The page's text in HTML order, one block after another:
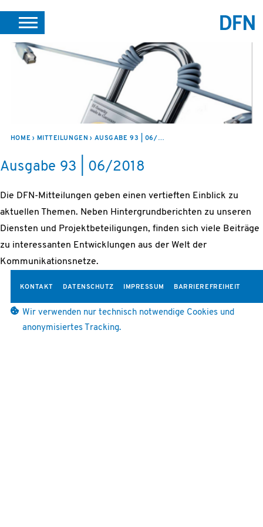
SUCHE JOBS LEICHTE SPRACHE
HOME MITTEILUNGEN AUSGABE 93 | 06/2018
Ausgabe 93 | 06/2018
Die DFN-Mitteilungen geben einen vertieften Einblick zu
aktuellen Themen. Neben Hintergrundberichten zu unseren
Diensten und Projektbeteiligungen, finden sich viele Beiträge
zu interessanten Entwicklungen aus der Welt der
Kommunikationsnetze.
KONTAKT DATENSCHUTZ IMPRESSUM BARRIEREFREIHEIT
Wir verwenden nur technisch notwendige Cookies und
anonymisiertes Tracking.